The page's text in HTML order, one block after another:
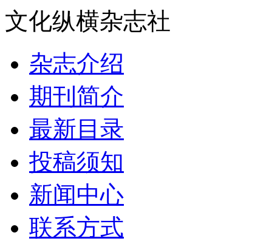
文化纵横杂志社
杂志介绍
期刊简介
最新目录
投稿须知
新闻中心
联系方式